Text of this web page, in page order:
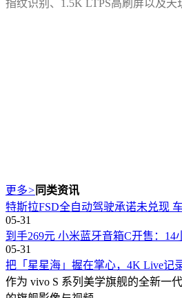
指纹识别、1.5K LTPS高刷屏以及
更多> 同类资讯
特斯拉FSD全自动驾驶承诺未兑现
05-31
到手269元 小米蓝牙音箱C开售：
05-31
把「星星海」握在掌心，4K Live记
作为 vivo S 系列美学旗舰的全新一